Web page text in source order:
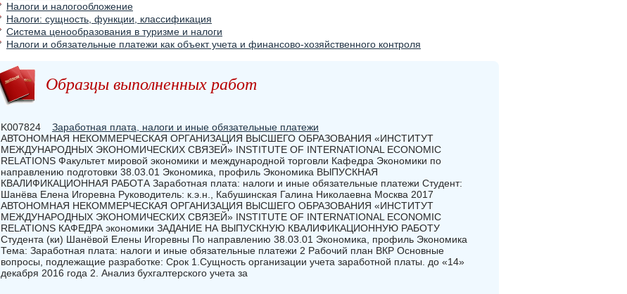
Налоги и налогообложение
Налоги: сущность, функции, классификация
Система ценообразования в туризме и налоги
Налоги и обязательные платежи как объект учета и финансово-хозяйственного контроля
Образцы выполненных работ
K007824 Заработная плата, налоги и иные обязательные платежи
АВТОНОМНАЯ НЕКОММЕРЧЕСКАЯ ОРГАНИЗАЦИЯ ВЫСШЕГО ОБРАЗОВАНИЯ «ИНСТИТУТ
МЕЖДУНАРОДНЫХ ЭКОНОМИЧЕСКИХ СВЯЗЕЙ» INSTITUTE OF INTERNATIONAL ECONOMIC
RELATIONS Факультет мировой экономики и международной торговли Кафедра Экономики по
направлению подготовки 38.03.01 Экономика, профиль Экономика ВЫПУСКНАЯ
КВАЛИФИКАЦИОННАЯ РАБОТА Заработная плата: налоги и иные обязательные платежи Студент:
Шанёва Елена Игоревна Руководитель: к.э.н., Кабушинская Галина Николаевна Москва 2017
АВТОНОМНАЯ НЕКОММЕРЧЕСКАЯ ОРГАНИЗАЦИЯ ВЫСШЕГО ОБРАЗОВАНИЯ «ИНСТИТУТ
МЕЖДУНАРОДНЫХ ЭКОНОМИЧЕСКИХ СВЯЗЕЙ» INSTITUTE OF INTERNATIONAL ECONOMIC
RELATIONS КАФЕДРА экономики ЗАДАНИЕ НА ВЫПУСКНУЮ КВАЛИФИКАЦИОННУЮ РАБОТУ
Студента (ки) Шанёвой Елены Игоревны По направлению 38.03.01 Экономика, профиль Экономика
Тема: Заработная плата: налоги и иные обязательные платежи 2 Рабочий план ВКР Основные
вопросы, подлежащие разработке: Срок 1.Сущность организации учета заработной платы. до «14»
декабря 2016 года 2. Анализ бухгалтерского учета за